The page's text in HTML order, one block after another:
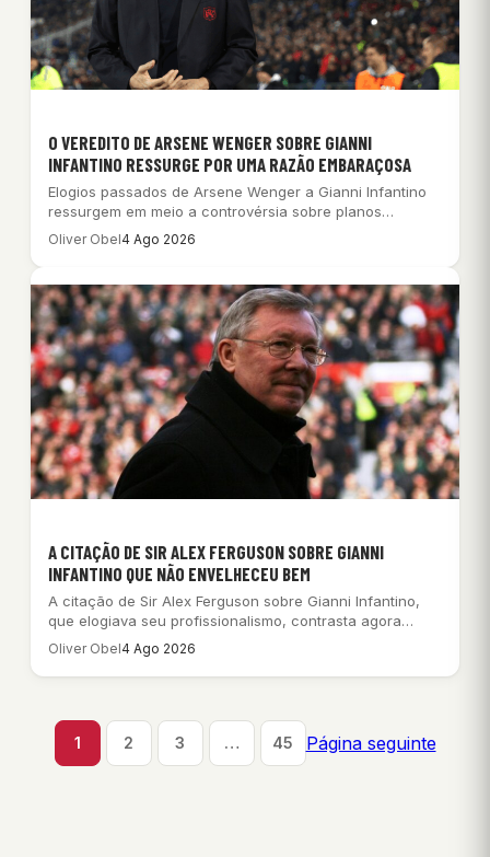
O VEREDITO DE ARSENE WENGER SOBRE GIANNI
INFANTINO RESSURGE POR UMA RAZÃO EMBARAÇOSA
Elogios passados de Arsene Wenger a Gianni Infantino
ressurgem em meio a controvérsia sobre planos…
Oliver Obel4 Ago 2026
A CITAÇÃO DE SIR ALEX FERGUSON SOBRE GIANNI
INFANTINO QUE NÃO ENVELHECEU BEM
A citação de Sir Alex Ferguson sobre Gianni Infantino,
que elogiava seu profissionalismo, contrasta agora…
Oliver Obel4 Ago 2026
1 2 3 … 45 Página seguinte